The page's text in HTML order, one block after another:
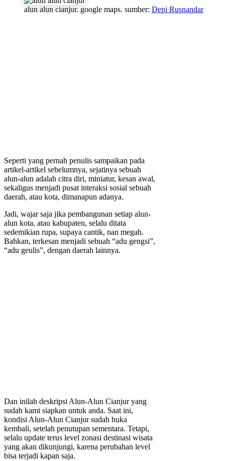
alun alun cianjur. google maps. sumber: Depi Rusnandar
Seperti yang pernah penulis sampaikan pada
artikel-artikel sebelumnya, sejatinya sebuah
alun-alun adalah citra diri, miniatur, kesan awal,
sekaligus menjadi pusat interaksi sosial sebuah
daerah, atau kota, dimanapun adanya.
Jadi, wajar saja jika pembangunan setiap alun-
alun kota, atau kabupaten, selalu ditata
sedemikian rupa, supaya cantik, nan megah.
Bahkan, terkesan menjadi sebuah “adu gengsi”,
“adu geulis”, dengan daerah lainnya.
Dan inilah deskripsi Alun-Alun Cianjur yang
sudah kami siapkan untuk anda. Saat ini,
kondisi Alun-Alun Cianjur sudah buka
kembali, setelah penutupan sementara. Tetapi,
selalu update terus level zonasi destinasi wisata
yang akan dikunjungi, karena perubahan level
bisa terjadi kapan saja.